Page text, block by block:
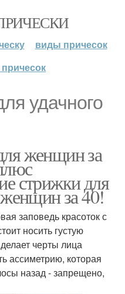
виды причесок
удачного
женщин за
стрижки для
женщин за 40!
заповедь красоток с
носить густую
черты лица
ассиметрию, которая
назад - запрещено,